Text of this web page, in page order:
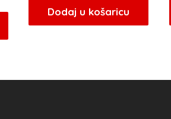
Dodaj u košaricu